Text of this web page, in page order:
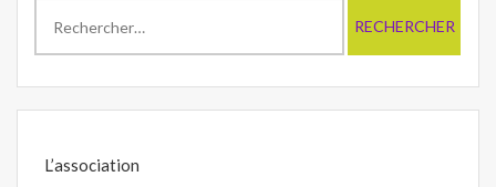
L’association